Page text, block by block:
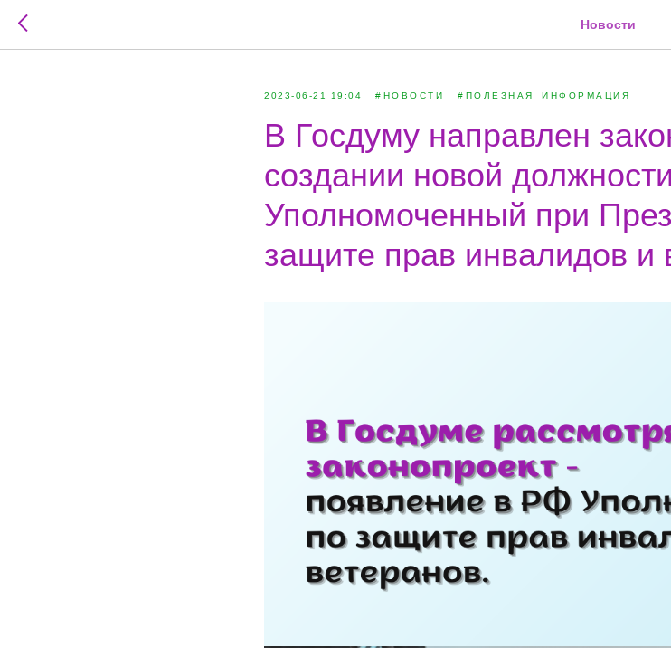
Новости
2023-06-21 19:04 #НОВОСТИ #ПОЛЕЗНАЯ_ИНФОРМАЦИЯ
В Госдуму направлен
создании новой
Уполномоченный при
защите прав инвалидов и